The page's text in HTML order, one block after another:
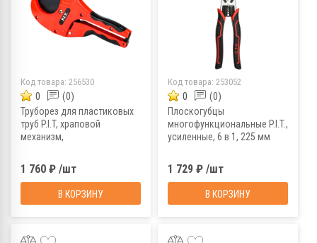
Код товара: 256530
0 (0)
Труборез для пластиковых
труб P.I.T, храповой
механизм,
рукоятка, 0-65 мм
1 760 ₽ /шт
В КОРЗИНУ
Код товара: 253052
0 (0)
Плоскогубцы
многофункциональные P.I.T.,
усиленные, 6 в 1, 225 мм
1 729 ₽ /шт
В КОРЗИНУ